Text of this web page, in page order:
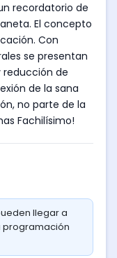
recordatorio de
El concepto
Con
se presentan
de
de la sana
no parte de la
Fachilísimo!
llegar a
programación